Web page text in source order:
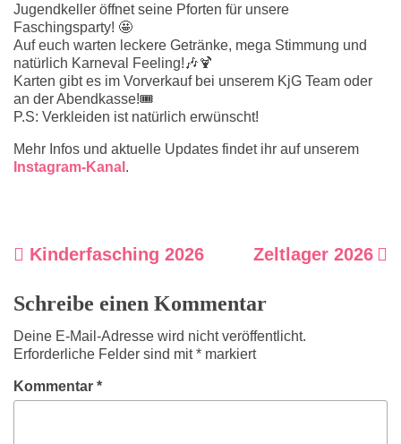
Jugendkeller öffnet seine Pforten für unsere
Faschingsparty! 🤩
Auf euch warten leckere Getränke, mega Stimmung und
natürlich Karneval Feeling!🎶🍹
Karten gibt es im Vorverkauf bei unserem KjG Team oder
an der Abendkasse!🎟️
P.S: Verkleiden ist natürlich erwünscht!
Mehr Infos und aktuelle Updates findet ihr auf unserem
Instagram-Kanal .
Beitrags-
Navigation
Kinderfasching 2026 Zeltlager 2026
Schreibe einen Kommentar
Deine E-Mail-Adresse wird nicht veröffentlicht.
Erforderliche Felder sind mit* markiert
Kommentar *